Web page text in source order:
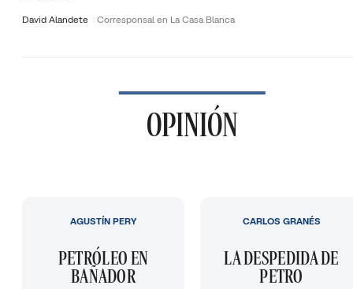
David Alandete Corresponsal en La Casa Blanca
OPINIÓN
PETRÓLEO EN
BAÑADOR
AGUSTÍN PERY
LA DESPEDIDA DE
PETRO
CARLOS GRANÉS